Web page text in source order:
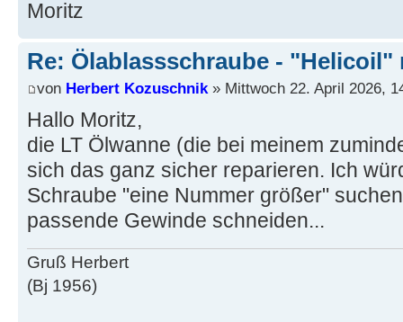
Moritz
Re: Ölablassschraube - "Helicoil"
von Herbert Kozuschnik » Mittwoch 22. April 2026,
Hallo Moritz,
die LT Ölwanne (die bei meinem
sich das ganz sicher reparieren. Ich
Schraube "eine Nummer größer"
passende Gewinde schneiden...
Gruß Herbert
(Bj 1956)